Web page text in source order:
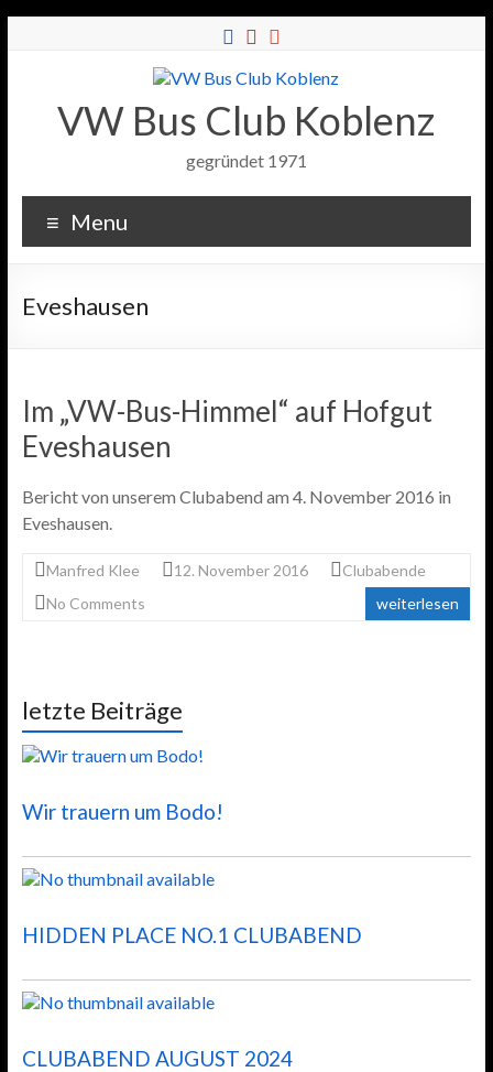
VW Bus Club Koblenz
gegründet 1971
Menu
Eveshausen
Im „VW-Bus-Himmel“ auf Hofgut
Eveshausen
Bericht von unserem Clubabend am 4. November 2016 in
Eveshausen.
Manfred Klee 12. November 2016
Clubabende
No Comments
weiterlesen
letzte Beiträge
Wir trauern um Bodo!
HIDDEN PLACE NO.1 CLUBABEND
CLUBABEND AUGUST 2024